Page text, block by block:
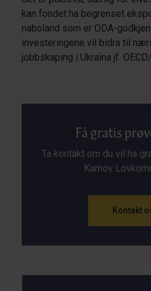
kan fondet ha begrenset
naboland som er ODA-
investeringene vil bidra til
jobbskaping i Ukraina jf.
Få gratis
Ta kontakt om du vil ha
Karnov
Kontakt